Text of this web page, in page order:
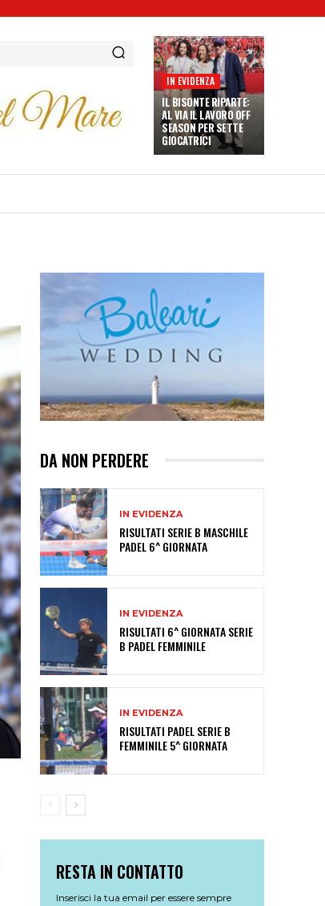
IN EVIDENZA
IL BISONTE RIPARTE:
AL VIA IL LAVORO OFF
SEASON PER SETTE
GIOCATRICI
DA NON PERDERE
IN EVIDENZA
RISULTATI SERIE B MASCHILE
PADEL 6^ GIORNATA
IN EVIDENZA
RISULTATI 6^ GIORNATA SERIE
B PADEL FEMMINILE
IN EVIDENZA
RISULTATI PADEL SERIE B
FEMMINILE 5^ GIORNATA
RESTA IN CONTATTO
Inserisci la tua email per essere sempre